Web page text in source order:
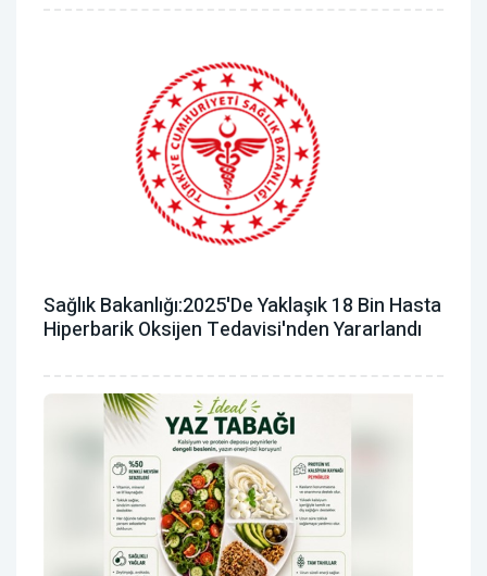
Sağlık Bakanlığı:2025'de Yaklaşık 18 Bin Hasta
Hiperbarik Oksijen Tedavisi'nden Yararlandı